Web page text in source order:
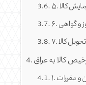
کالا به عراق